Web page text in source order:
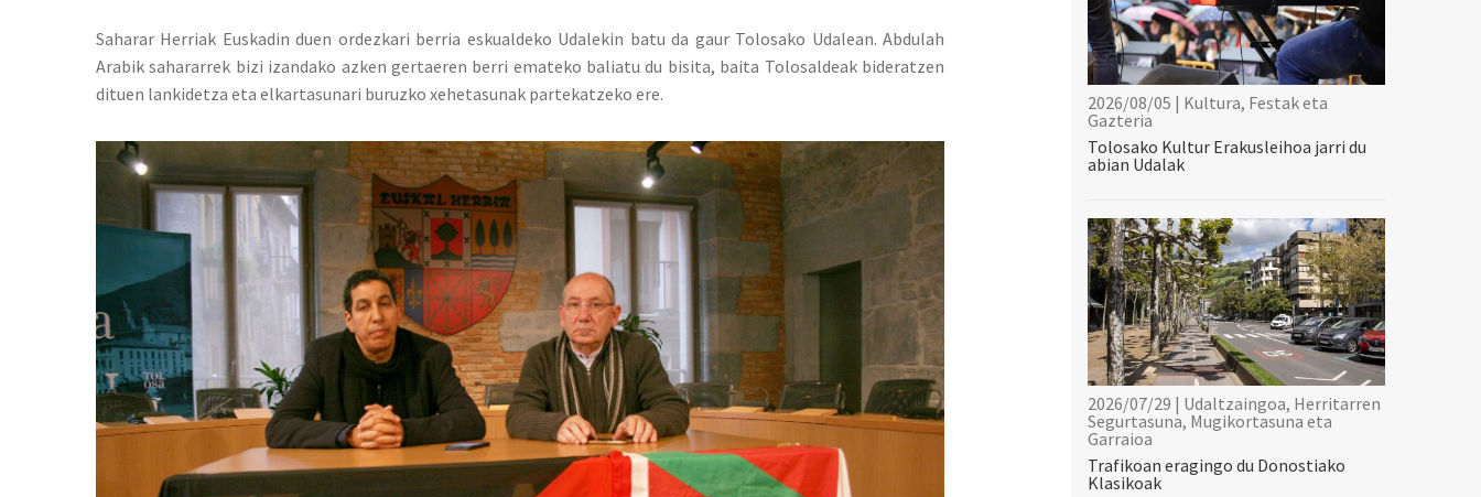
Saharar Herriak Euskadin duen ordezkari berria eskualdeko Udalekin batu da gaur Tolosako Udalean. Abdulah
Arabik sahararrek bizi izandako azken gertaeren berri emateko baliatu du bisita, baita Tolosaldeak bideratzen
dituen lankidetza eta elkartasunari buruzko xehetasunak partekatzeko ere.
2026/08/05 | Kultura, Festak eta
Gazteria
Tolosako Kultur Erakusleihoa jarri du
abian Udalak
2026/07/29 | Udaltzaingoa, Herritarren
Segurtasuna, Mugikortasuna eta
Garraioa
Trafikoan eragingo du Donostiako
Klasikoak